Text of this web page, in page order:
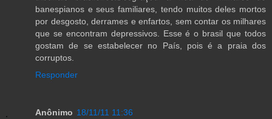
banespianos e seus familiares, tendo muitos deles mortos
por desgosto, derrames e enfartos, sem contar os milhares
que se encontram depressivos. Esse é o brasil que todos
gostam de se estabelecer no País, pois é a praia dos
corruptos.
Responder
Anônimo 18/11/11 11:36